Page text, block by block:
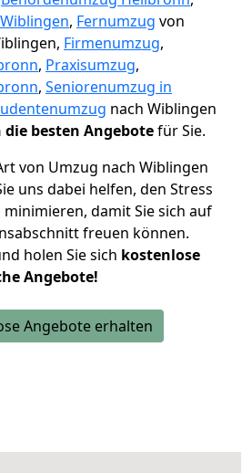
, Fernumzug von
Firmenumzug,
, Praxisumzug,
, Seniorenumzug in
nach Wiblingen
besten Angebotefür Sie.
von Umzug nach Wiblingen
uns dabei helfen, den Stress
damit Sie sich auf
freuen können.
holen Sie sich kostenlose
Angebote!
Angebote erhalten